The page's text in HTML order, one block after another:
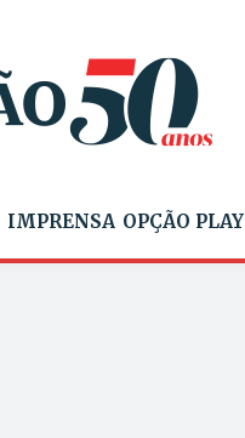
IMPRENSA OPÇÃO PLAY